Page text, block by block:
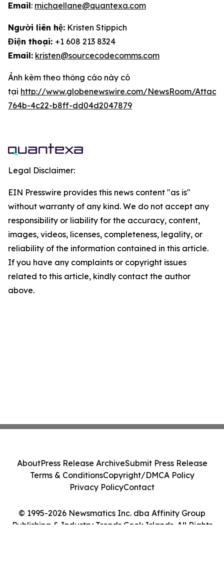
Email: michaellane@quantexa.com
Người liên hệ: Kristen Stippich
Điện thoại: +1 608 213 8324
Email: kristen@sourcecodecomms.com
Ảnh kèm theo thông cáo này có
tại http://www.globenewswire.com/NewsRoom/
764b-4c22-b8ff-dd04d2047879
Legal Disclaimer:
EIN Presswire provides this news content "as is"
without warranty of any kind. We do not accept any
responsibility or liability for the accuracy, content,
images, videos, licenses, completeness, legality, or
reliability of the information contained in this article.
If you have any complaints or copyright issues
related to this article, kindly contact the author
above.
© 1995-2026 Newsmatics Inc. dba Affinity Group
Publishing & Industry Trends Cook Islands. All Rights
AboutPress Release ArchiveSubmit Press Release
Terms & ConditionsCopyright/DMCA Policy
Privacy PolicyContact